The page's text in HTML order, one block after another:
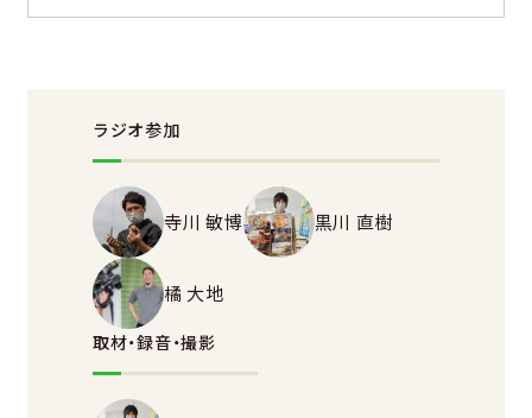
ラジオ参加
寺川 敏博 黒川 直樹
橘 大地
取材・録音・撮影